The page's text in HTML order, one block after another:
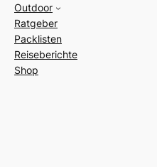
Outdoor
Ratgeber
Packlisten
Reiseberichte
Shop